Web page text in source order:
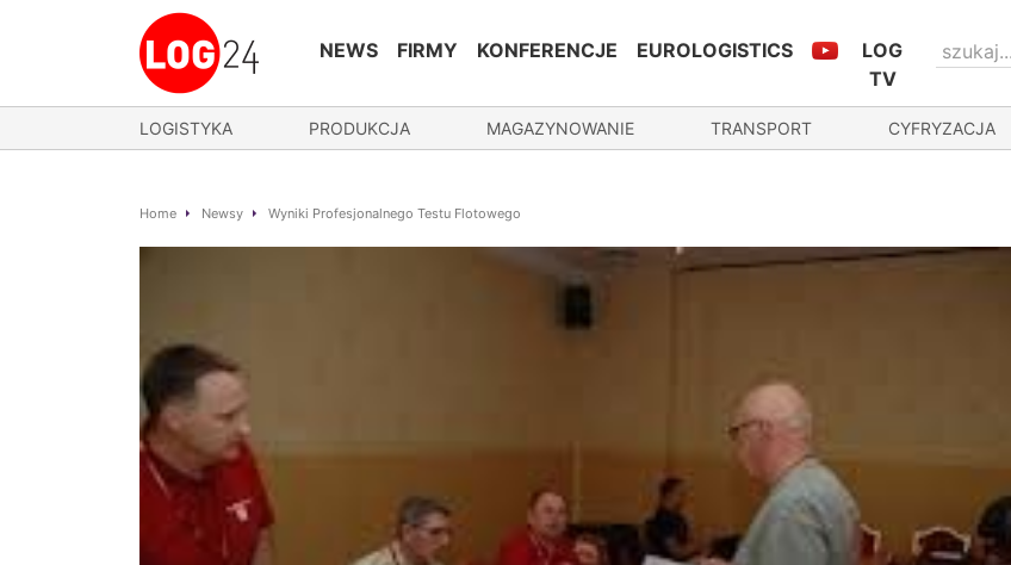
NEWS FIRMY KONFERENCJE EUROLOGISTICS
LOG
TV
LOGISTYKA PRODUKCJA MAGAZYNOWANIE TRANSPORT CYFRYZACJA
Home Newsy Wyniki Profesjonalnego Testu Flotowego